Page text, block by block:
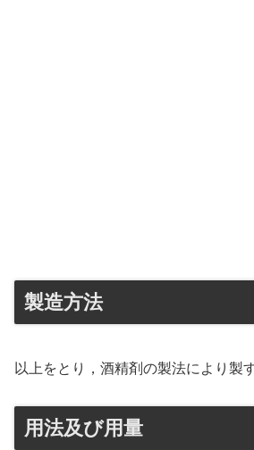
製造方法
以上をとり，酒精剤の製法により製す
用法及び用量